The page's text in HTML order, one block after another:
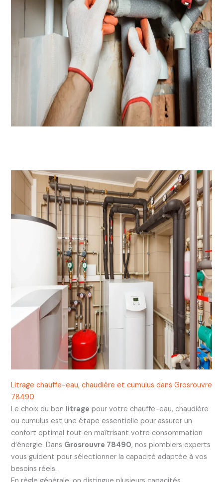
Litrage chauffe-eau, chaudière et cumulus dans Grosrouvre
78490
Le choix du bon litrage pour votre chauffe-eau, chaudière
ou cumulus est une étape essentielle pour assurer un
confort optimal tout en maîtrisant votre consommation
d’énergie. Dans Grosrouvre 78490, nos plombiers experts
vous guident pour sélectionner la capacité adaptée à vos
besoins réels.